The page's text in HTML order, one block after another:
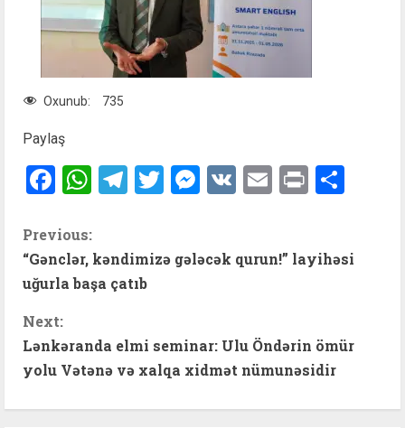
Oxunub: 735
Paylaş
Facebook
WhatsApp
Telegram
Twitter
Messenger
VK Email
Print
C
o
n
t
Previous:
“Gənclər, kəndimizə gələcək qurun!” layihəsi
uğurla başa çatıb
Next:
Lənkəranda elmi seminar: Ulu Öndərin ömür
yolu Vətənə və xalqa xidmət nümunəsidir